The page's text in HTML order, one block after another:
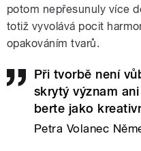
potom nepřesunuly více
totiž vyvolává pocit
opakováním tvarů.
Při tvorbě není
skrytý význam
berte jako
Petra Volanec